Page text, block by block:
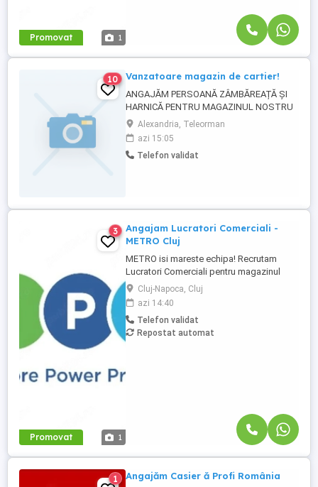
Promovat 1
10 Vanzatoare magazin de cartier!
ANGAJĂM PERSOANĂ ZÂMBĂREAȚĂ ȘI
HARNICĂ PENTRU MAGAZINUL NOSTRU
DE CARTIER DIN ALEXANDRIA! Ești o
persoană comunicativă, serioasă și îți
place să lucrezi cu oamenii? Magazinul
nostru alimentar din Alexandria
Alexandria, Teleorman
azi 15:05
Telefon validat
Promovat 1
3
Angajam Lucratori Comerciali -
METRO Cluj
METRO isi mareste echipa! Recrutam
Lucratori Comerciali pentru magazinul
METRO Cluj, situat pe Strada Avram Iancu
488-490, Floresti. Ce vei face: Alimentarea
rafturilor cu marfa; Aranjarea produselor
conform principiului FIFO; Etichetarea
produselor; Verificarea termenelor de
Cluj-Napoca, Cluj
azi 14:40
Telefon validat
Repostat automat
1 Angajăm Casier ă Profi România